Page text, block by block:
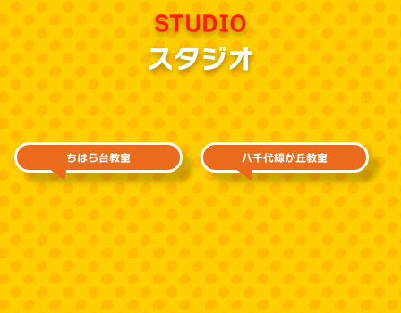
STUDIO
スタジオ
ちはら台教室 八千代緑が丘教室